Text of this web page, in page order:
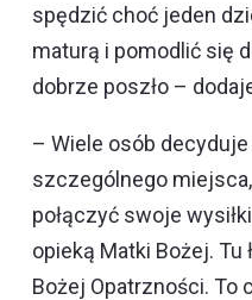
spędzić choć jeden
maturą i pomodlić się
dobrze poszło –
– Wiele osób
szczególnego
połączyć swoje
opieką Matki Bożej. Tu
Bożej Opatrzności. To